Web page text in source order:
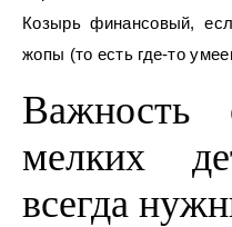
Козырь финансовый,
жопы (то есть где-то
Важность
мелких
всегда